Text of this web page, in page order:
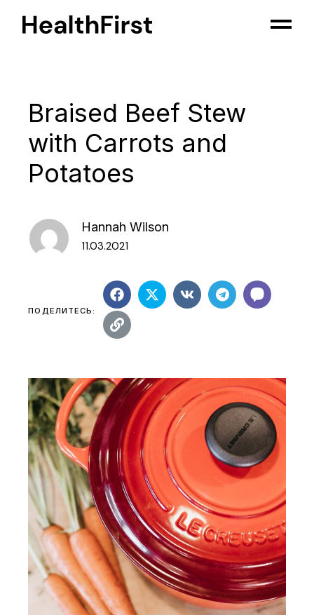
Braised Beef Stew
with Carrots and
Potatoes
Hannah Wilson
11.03.2021
ПОДЕЛИТЕСЬ: